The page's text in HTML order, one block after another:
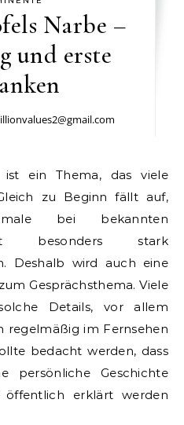
Narbe –
und erste
ist ein Thema, das viele
zu Beginn fällt auf,
bei bekannten
besonders stark
Deshalb wird auch eine
Gesprächsthema. Viele
Details, vor allem
regelmäßig im Fernsehen
bedacht werden, dass
persönliche Geschichte
erklärt werden